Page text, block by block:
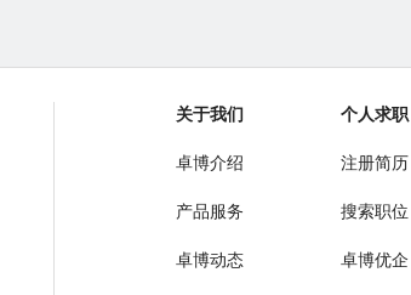
关于我们
卓博介绍
产品服务
卓博动态
个人求职
注册简历
搜索职位
卓博优企